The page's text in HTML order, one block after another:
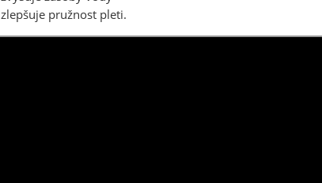
zlepšuje pružnost pleti.